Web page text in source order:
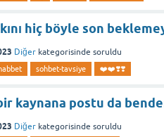
hiç böyle son
Diğer kategorisinde soruldu
sohbet-tavsiye ❤️❤️❣️❣️
kaynana postu da
Diğer kategorisinde soruldu